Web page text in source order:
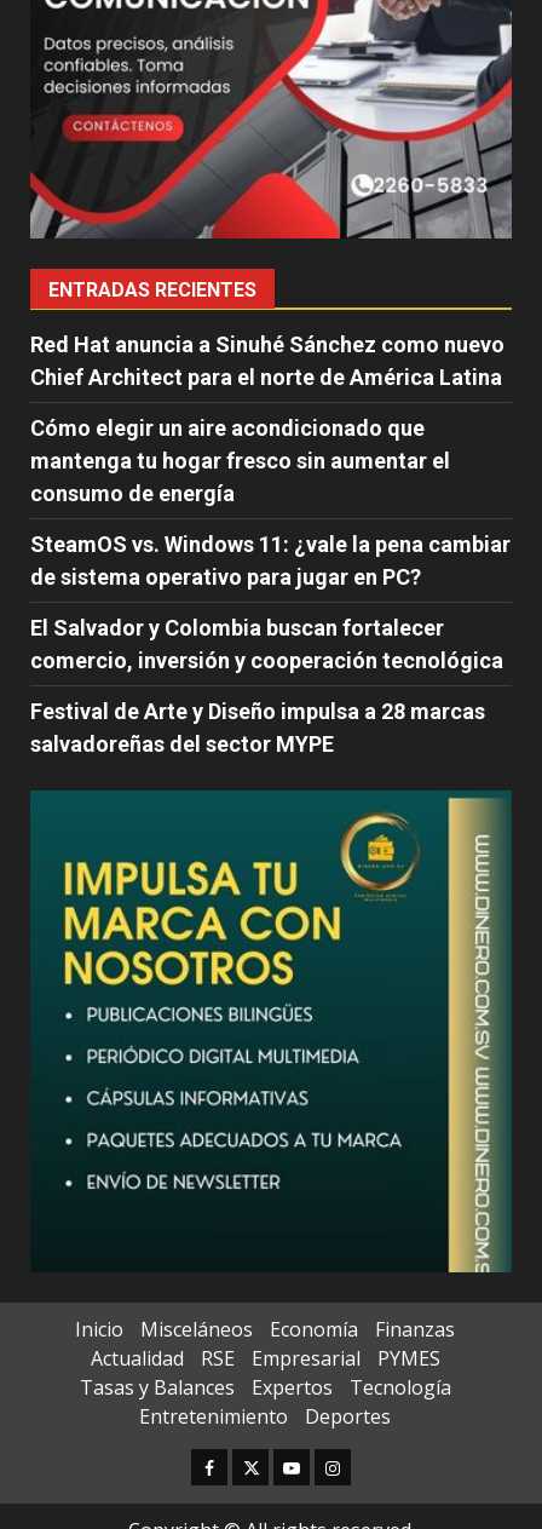
ENTRADAS RECIENTES
Red Hat anuncia a Sinuhé Sánchez como nuevo
Chief Architect para el norte de América Latina
Cómo elegir un aire acondicionado que
mantenga tu hogar fresco sin aumentar el
consumo de energía
SteamOS vs. Windows 11: ¿vale la pena cambiar
de sistema operativo para jugar en PC?
El Salvador y Colombia buscan fortalecer
comercio, inversión y cooperación tecnológica
Festival de Arte y Diseño impulsa a 28 marcas
salvadoreñas del sector MYPE
Inicio Misceláneos Economía
Finanzas
Actualidad
RSE Empresarial
PYMES
Tasas y Balances
Expertos
Tecnología
Entretenimiento
Deportes
Facebook
TwitterYoutubeInstagram